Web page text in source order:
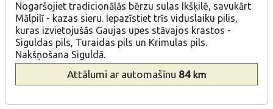
Nogaršojiet tradicionālās bērzu sulas Ikšķilē, savukārt
Mālpilī - kazas sieru. Iepazīstiet trīs viduslaiku pilis,
kuras izvietojušās Gaujas upes stāvajos krastos -
Siguldas pils, Turaidas pils un Krimulas pils.
Nakšņošana Siguldā.
Attālumi ar automašīnu 84 km